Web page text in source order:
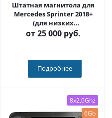
Штатная магнитола для
Mercedes Sprinter 2018+
(для низких
комплектаций) на Android
10 - Carmedia SF-1021-IJ
от25 000 руб.
Подробнее
8x2,0Ghz
6Gb